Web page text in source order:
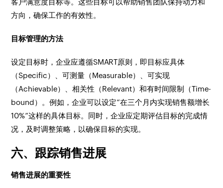
客户满意度目标等。这些目标可以帮助销售团队保持动力和
方向，确保工作的有效性。
目标管理的方法
设定目标时，企业应遵循SMART原则，即目标应具体
（Specific）、可测量（Measurable）、可实现
（Achievable）、相关性（Relevant）和有时间限制（Time-
bound）。例如，企业可以设定“在三个月内实现销售额增长
10%”这样的具体目标。同时，企业应定期评估目标的完成情
况，及时调整策略，以确保目标的实现。
六、跟踪销售进展
销售进展的重要性